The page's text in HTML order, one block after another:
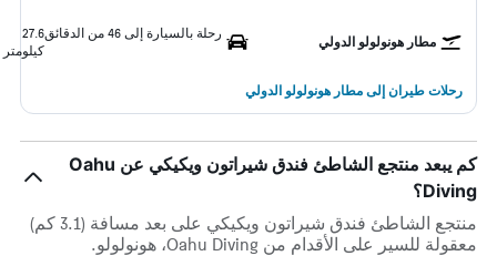
مطار هونولولو الدولي
رحلة بالسيارة إلى 46 من الدقائق
27.6
كيلومتر
رحلات طيران إلى مطار هونولولو الدولي
كم يبعد منتجع الشاطئ فندق شيراتون ويكيكي عن Oahu
Diving؟
منتجع الشاطئ فندق شيراتون ويكيكي على بعد مسافة (3.1 كم)
معقولة للسير على الأقدام من Oahu Diving، هونولولو.